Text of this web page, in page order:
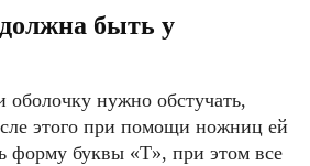
быть у
оболочку нужно обстучать,
этого при помощи ножниц ей
форму буквы «Т», при этом все